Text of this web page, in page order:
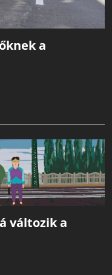
a
változik a